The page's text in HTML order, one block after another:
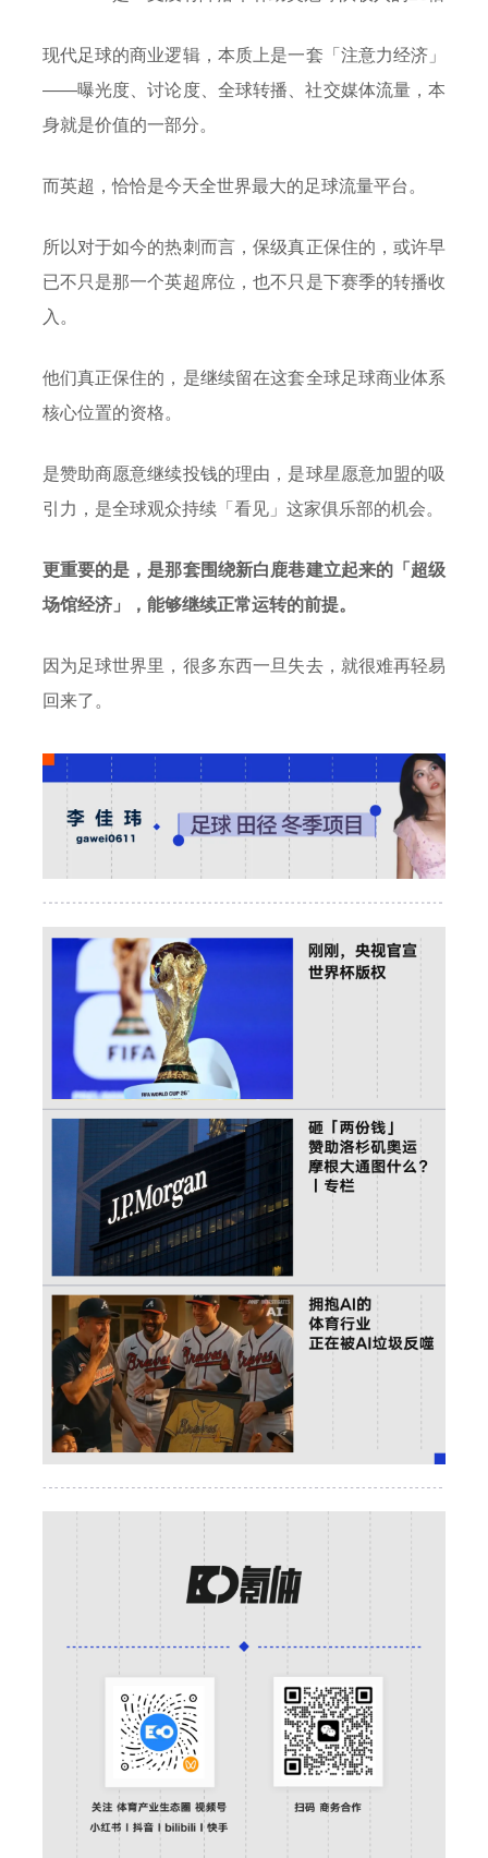
现代足球的商业逻辑，本质上是一套「注意力经济」
——曝光度、讨论度、全球转播、社交媒体流量，本
身就是价值的一部分。
而英超，恰恰是今天全世界最大的足球流量平台。
所以对于如今的热刺而言，保级真正保住的，或许早
已不只是那一个英超席位，也不只是下赛季的转播收
入。
他们真正保住的，是继续留在这套全球足球商业体系
核心位置的资格。
是赞助商愿意继续投钱的理由，是球星愿意加盟的吸
引力，是全球观众持续「看见」这家俱乐部的机会。
更重要的是，是那套围绕新白鹿巷建立起来的「超级
场馆经济」，能够继续正常运转的前提。
因为足球世界里，很多东西一旦失去，就很难再轻易
回来了。